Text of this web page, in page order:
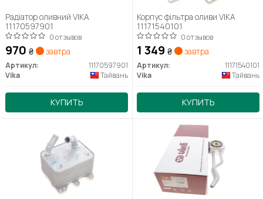
Радіатор оливний VIKA
11170597901
0 отзывов
970 ₴ завтра
Артикул:
11170597901
Vika
Тайвань
КУПИТЬ
Корпус фільтра оливи VIKA
11171540101
0 отзывов
1 349 ₴ завтра
Артикул:
11171540101
Vika
Тайвань
КУПИТЬ